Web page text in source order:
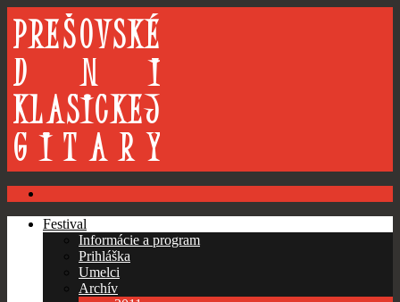
Festival
Informácie a program
Prihláška
Umelci
Archív